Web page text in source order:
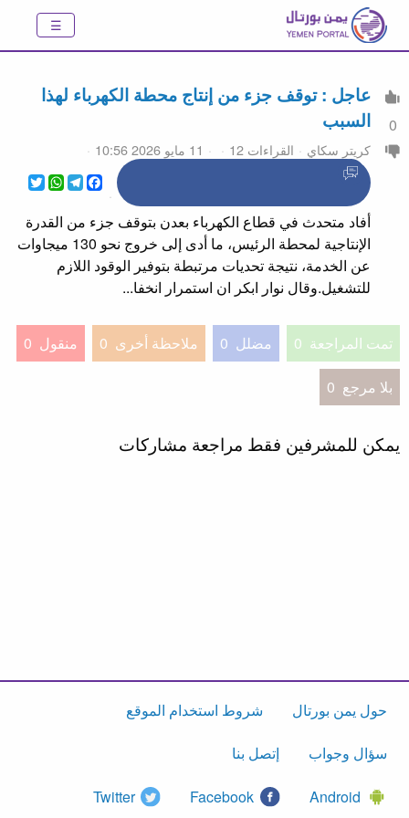
0
عاجل : توقف جزء من إنتاج محطة الكهرباء لهذا
السبب
كريتر سكاي القراءات 12
11 مايو 2026 10:56
Twitter
WhatsApp
Telegram
Facebook
أفاد متحدث في قطاع الكهرباء بعدن بتوقف جزء من القدرة
الإنتاجية لمحطة الرئيس، ما أدى إلى خروج نحو 130 ميجاوات
عن الخدمة، نتيجة تحديات مرتبطة بتوفير الوقود اللازم
للتشغيل.وقال نوار ابكر ان استمرار انخفا...
تمت المراجعة 0 مضلل 0 ملاحظة أخرى 0 منقول 0
بلا مرجع 0
يمكن للمشرفين فقط مراجعة مشاركات
حول يمن بورتال شروط استخدام الموقع
سؤال وجواب إتصل بنا
Android
Facebook
Twitter